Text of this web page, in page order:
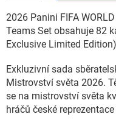
2026 Panini FIFA
Teams Set obsahuje 82
Exclusive Limited
Exkluzivní sada
Mistrovství světa 2026.
se na mistrovství světa
hráčů české